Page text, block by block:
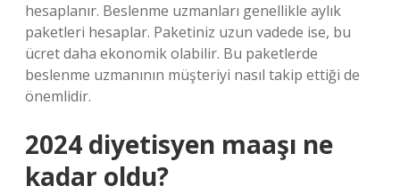
hesaplanır. Beslenme uzmanları genellikle aylık
paketleri hesaplar. Paketiniz uzun vadede ise, bu
ücret daha ekonomik olabilir. Bu paketlerde
beslenme uzmanının müşteriyi nasıl takip ettiği de
önemlidir.
2024 diyetisyen maaşı ne
kadar oldu?